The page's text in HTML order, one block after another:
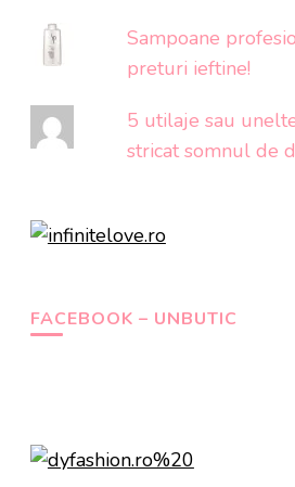
Sampoane
preturi ieftine!
5 utilaje sau
stricat somnul de
FACEBOOK – UNBUTIC